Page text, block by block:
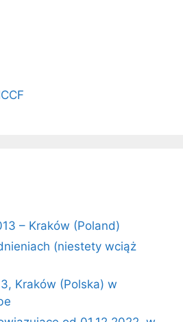
– Kraków (Poland)
(niestety wciąż
Kraków (Polska) w